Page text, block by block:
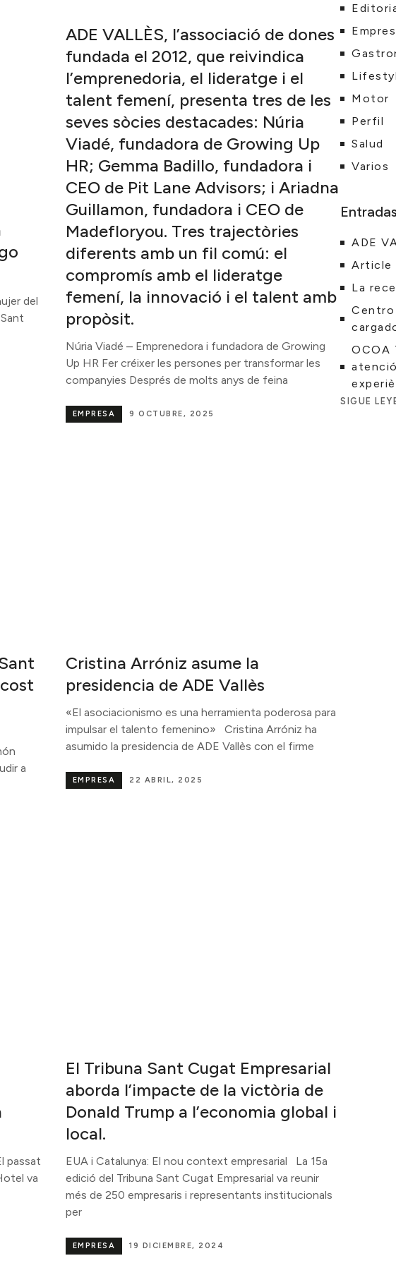
del
ADE VALLÈS, l’associació de dones
fundada el 2012, que reivindica
l’emprenedoria, el lideratge i el
talent femení, presenta tres de les
seves sòcies destacades: Núria
Viadé, fundadora de Growing Up
HR; Gemma Badillo, fundadora i
CEO de Pit Lane Advisors; i Ariadna
Guillamon, fundadora i CEO de
Madefloryou. Tres trajectòries
diferents amb un fil comú: el
compromís amb el lideratge
femení, la innovació i el talent amb
propòsit.
Núria Viadé – Emprenedora i fundadora de Growing
Up HR Fer créixer les persones per transformar les
companyies Després de molts anys de feina
9 OCTUBRE, 2025
EMPRESA
a
Cristina Arróniz asume la
presidencia de ADE Vallès
«El asociacionismo es una herramienta poderosa para
impulsar el talento femenino» Cristina Arróniz ha
asumido la presidencia de ADE Vallès con el firme
22 ABRIL, 2025
EMPRESA
passat
va
El Tribuna Sant Cugat Empresarial
aborda l’impacte de la victòria de
Donald Trump a l’economia global i
local.
EUA i Catalunya: El nou context empresarial La 15a
edició del Tribuna Sant Cugat Empresarial va reunir
més de 250 empresaris i representants institucionals
per
19 DICIEMBRE, 2024
EMPRESA
Motor
Perfil
Salud
Varios
ADE
Article
La
Centro
OCOA
SIGUE